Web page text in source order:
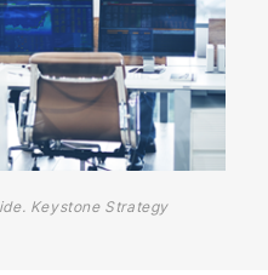
Keystone Strategy